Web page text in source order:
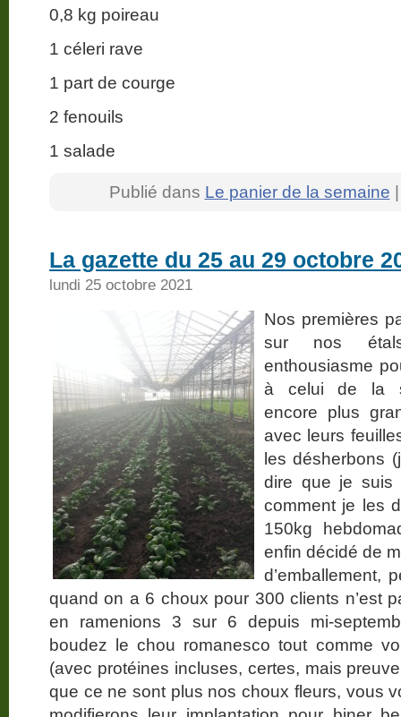
0,8 kg poireau
1 céleri rave
1 part de courge
2 fenouils
1 salade
Publié dans Le panier de la semaine
La gazette du 25 au 29 octobre
lundi 25 octobre 2021
Nos premières
sur nos
enthousiasme
à celui de la
encore plus
avec leurs
les désherbons
dire que je suis
comment je les
150kg
enfin décidé de
d’emballement,
quand on a 6 choux pour 300 clients n’est
en ramenions 3 sur 6 depuis mi-
boudez le chou romanesco tout comme
(avec protéines incluses, certes, mais
que ce ne sont plus nos choux fleurs, vous